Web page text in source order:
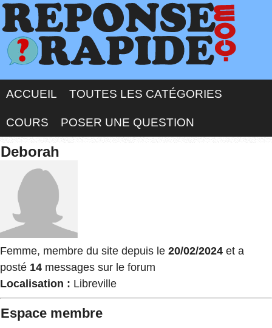
ACCUEIL TOUTES LES CATÉGORIES
COURS POSER UNE QUESTION
Deborah
Femme, membre du site depuis le 20/02/2024 et a
posté 14 messages sur le forum
Localisation : Libreville
Espace membre